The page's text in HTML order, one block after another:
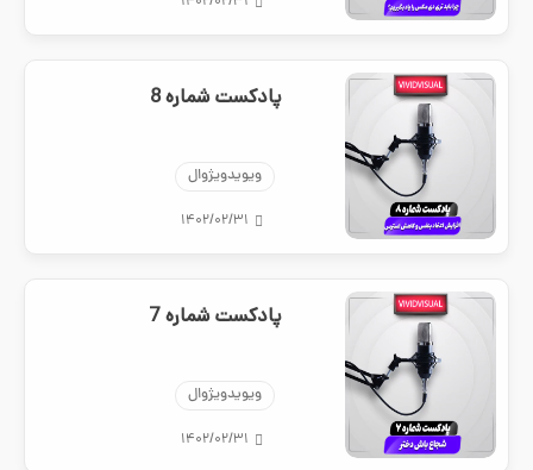
پادکست شماره 8
ویویدویژوال
۱۴۰۲/۰۲/۳۱
پادکست شماره 7
ویویدویژوال
۱۴۰۲/۰۲/۳۱